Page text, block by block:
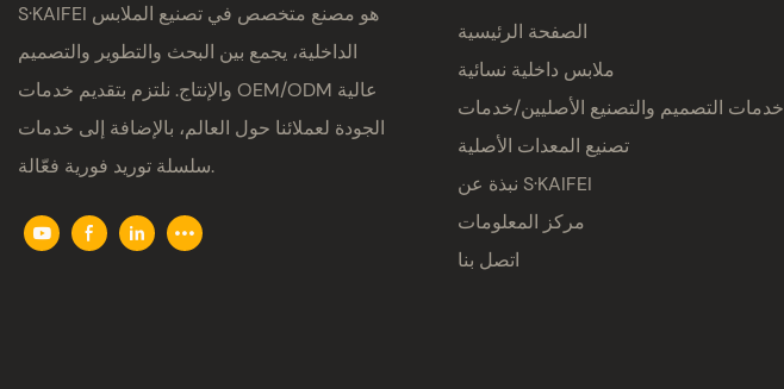
S·KAIFEI هو مصنع متخصص في تصنيع الملابس
الداخلية، يجمع بين البحث والتطوير والتصميم
والإنتاج. نلتزم بتقديم خدمات OEM/ODM عالية
الجودة لعملائنا حول العالم، بالإضافة إلى خدمات
سلسلة توريد فورية فعّالة.
الصفحة الرئيسية
ملابس داخلية نسائية
خدمات التصميم والتصنيع الأصليين/خدمات
تصنيع المعدات الأصلية
نبذة عن S·KAIFEI
مركز المعلومات
اتصل بنا